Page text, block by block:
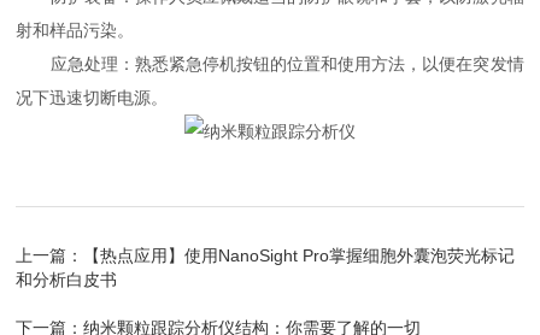
射和样品污染。
应急处理：熟悉紧急停机按钮的位置和使用方法，以便在突发情
况下迅速切断电源。
上一篇：
【热点应用】使用NanoSight Pro掌握细胞外囊泡荧光标记
和分析白皮书
下一篇：纳米颗粒跟踪分析仪结构：你需要了解的一切